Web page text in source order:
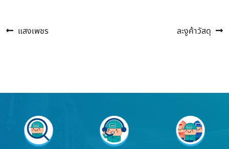
แนะแนว
Previous
แสงเพชร
Next
ละงูค้าวัสดุ